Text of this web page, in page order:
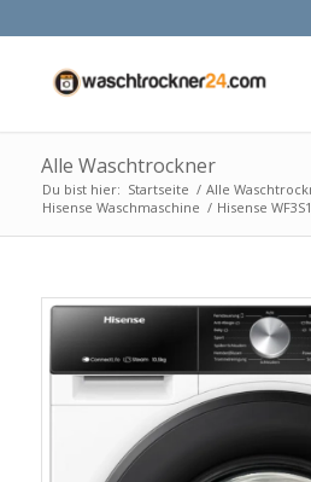
Alle Waschtrockner
Du bist hier: Startseite / Alle
Hisense Waschmaschine / Hisense